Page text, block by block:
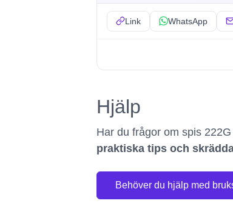
Link WhatsApp
Hjälp
Har du frågor om spis
praktiska tips och
Behöver du hjälp med